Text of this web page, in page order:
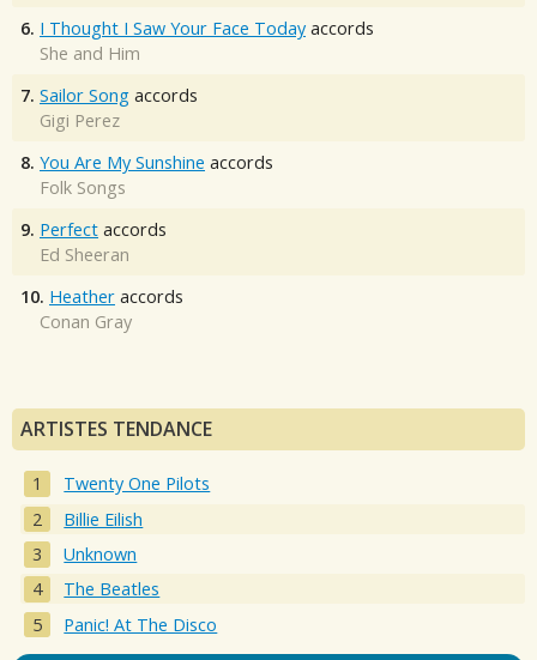
6. I Thought I Saw Your Face Today accords
She and Him
7. Sailor Song accords
Gigi Perez
8. You Are My Sunshine accords
Folk Songs
9. Perfect accords
Ed Sheeran
10. Heather accords
Conan Gray
ARTISTES TENDANCE
Twenty One Pilots
Billie Eilish
Unknown
The Beatles
Panic! At The Disco